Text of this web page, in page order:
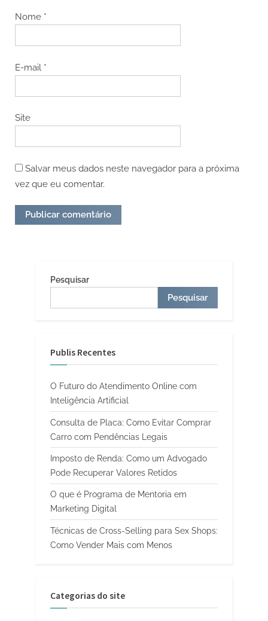
Nome *
E-mail *
Site
Salvar meus dados neste navegador para a próxima
vez que eu comentar.
Pesquisar
Pesquisar
Publis Recentes
O Futuro do Atendimento Online com
Inteligência Artificial
Consulta de Placa: Como Evitar Comprar
Carro com Pendências Legais
Imposto de Renda: Como um Advogado
Pode Recuperar Valores Retidos
O que é Programa de Mentoria em
Marketing Digital
Técnicas de Cross-Selling para Sex Shops:
Como Vender Mais com Menos
Categorias do site